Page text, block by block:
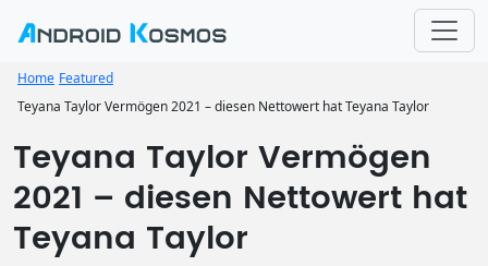
Home Featured
Teyana Taylor Vermögen 2021 – diesen Nettowert hat Teyana Taylor
Teyana Taylor Vermögen
2021 – diesen Nettowert hat
Teyana Taylor